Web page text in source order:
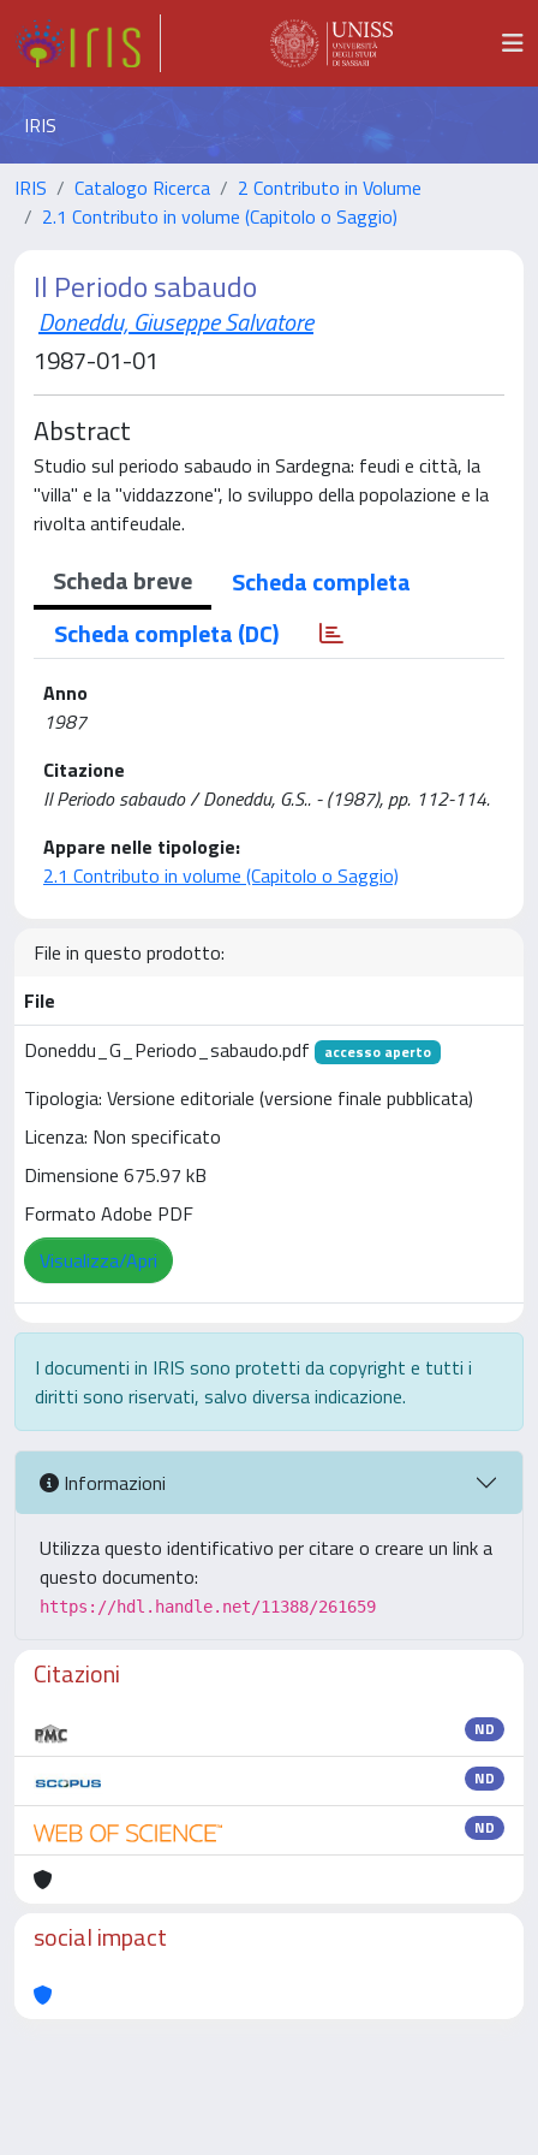
IRIS
IRIS Catalogo Ricerca
2 Contributo in Volume
2.1 Contributo in volume (Capitolo o Saggio)
Il Periodo sabaudo
Doneddu, Giuseppe Salvatore
1987-01-01
Abstract
Studio sul periodo sabaudo in Sardegna: feudi e città, la
"villa" e la "viddazzone", lo sviluppo della popolazione e la
rivolta antifeudale.
Scheda breve
Scheda completa
Scheda completa (DC)
Anno
1987
Citazione
Il Periodo sabaudo / Doneddu, G.S.. - (1987), pp. 112-114.
Appare nelle tipologie:
2.1 Contributo in volume (Capitolo o Saggio)
File in questo prodotto:
File
Doneddu_G_Periodo_sabaudo.pdf
accesso aperto
Tipologia: Versione editoriale (versione finale pubblicata)
Licenza: Non specificato
Dimensione 675.97 kB
Formato Adobe PDF
Visualizza/Apri
I documenti in IRIS sono protetti da copyright e tutti i
diritti sono riservati, salvo diversa indicazione.
Informazioni
Utilizza questo identificativo per citare o creare un link a
questo documento:
https://hdl.handle.net/11388/261659
Citazioni
ND
ND
ND
social impact